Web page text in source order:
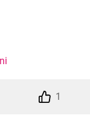
1